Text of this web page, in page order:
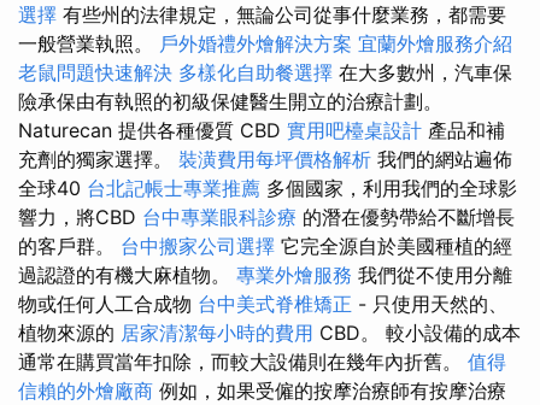
選擇 有些州的法律規定，無論公司從事什麼業務，都需要
一般營業執照。 戶外婚禮外燴解決方案 宜蘭外燴服務介紹
老鼠問題快速解決 多樣化自助餐選擇 在大多數州，汽車保
險承保由有執照的初級保健醫生開立的治療計劃。
Naturecan 提供各種優質 CBD 實用吧檯桌設計 產品和補
充劑的獨家選擇。 裝潢費用每坪價格解析 我們的網站遍佈
全球40 台北記帳士專業推薦 多個國家，利用我們的全球影
響力，將CBD 台中專業眼科診療 的潛在優勢帶給不斷增長
的客戶群。 台中搬家公司選擇 它完全源自於美國種植的經
過認證的有機大麻植物。 專業外燴服務 我們從不使用分離
物或任何人工合成物 台中美式脊椎矯正 - 只使用天然的、
植物來源的 居家清潔每小時的費用 CBD。 較小設備的成本
通常在購買當年扣除，而較大設備則在幾年內折舊。 值得
信賴的外燴廠商 例如，如果受僱的按摩治療師有按摩治療